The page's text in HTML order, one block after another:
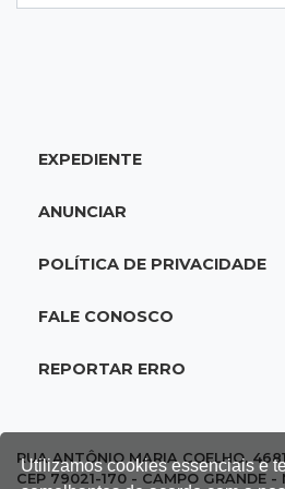
Utilizamos cookies essenciais e
10:33Licenciamento
licenciamento de rodovias
Juventude AG vai para
Morte no trânsito e
destaques da semana
EXPEDIENTE
ANUNCIAR
POLÍTICA DE PRIVACIDADE
FALE CONOSCO
REPORTAR ERRO
RUA ANTÔNIO MARIA COELHO,
CEP 79021-170 - CAMPO GRANDE